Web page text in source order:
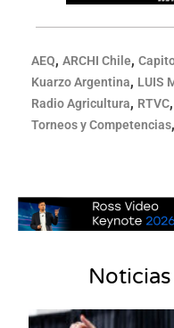
AEQ, ARCHI Chile,
Kuarzo Argentina, LUIS
Radio Agricultura, RTVC,
Torneos y Competencias,